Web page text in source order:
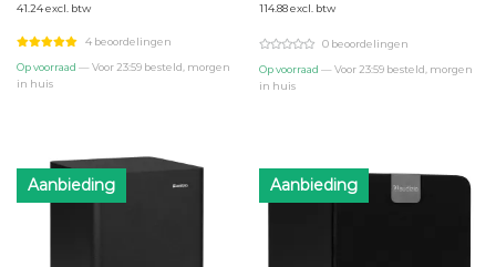
was:
€59,95.€49,90.
41.24 excl. btw
4 beoordelingen
Op voorraad — Voor 23:59 besteld, morgen
in huis
was:
€159,95.€139,00.
114.88 excl. btw
0 beoordelingen
Op voorraad — Voor 23:59 besteld, morgen
in huis
Aanbieding Aanbieding